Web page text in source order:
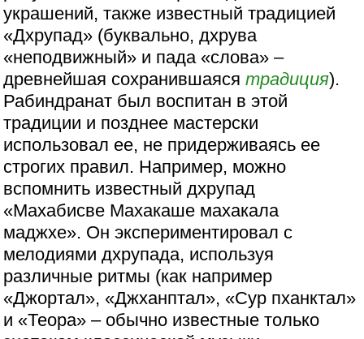
украшений, также известный традицией
«Дхрупад» (буквально, дхрува
«неподвижный» и пада «слова» –
древнейшая сохранившаясятрадиция).
Рабиндранат был воспитан в этой
традиции и позднее мастерски
использовал ее, не придерживаясь ее
строгих правил. Например, можно
вспомнить известный дхрупад
«Махабисве Махакаше махакала
маджхе». Он экспериментировал с
мелодиями дхрупада, используя
различные ритмы (как например
«Джортал», «Джханптал», «Сур пханктал»
и «Теора» – обычно известные только